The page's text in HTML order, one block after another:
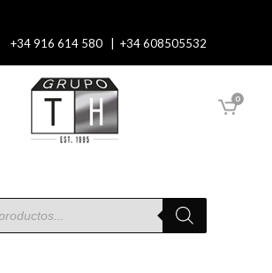
+34 916 614 580 | +34 608505532
0